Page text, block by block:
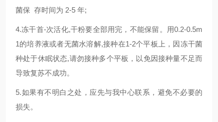
菌保 存时间为 2-5 年;
4.冻干首-次活化,干粉要全部用完，不能保留。用0.2-0.5m
1的培养液或者无菌水溶解,接种在1-2个平板上，因冻干菌
种处于休眠状态,请勿接种多个平板，以免因接种量不足而
导致复苏不成功。
5.如果有不明白之处，应先与我中心联系，避免不必要的
损失。